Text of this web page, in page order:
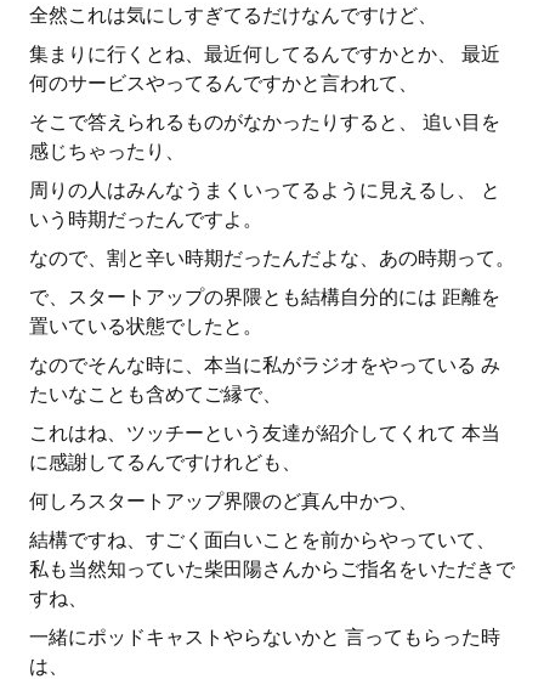
全然これは気にしすぎてるだけなんですけど、
集まりに行くとね、最近何してるんですかとか、 最近
何のサービスやってるんですかと言われて、
そこで答えられるものがなかったりすると、 追い目を
感じちゃったり、
周りの人はみんなうまくいってるように見えるし、 と
いう時期だったんですよ。
なので、割と辛い時期だったんだよな、あの時期って。
で、スタートアップの界隈とも結構自分的には 距離を
置いている状態でしたと。
なのでそんな時に、本当に私がラジオをやっている み
たいなことも含めてご縁で、
これはね、ツッチーという友達が紹介してくれて 本当
に感謝してるんですけれども、
何しろスタートアップ界隈のど真ん中かつ、
結構ですね、すごく面白いことを前からやっていて、
私も当然知っていた柴田陽さんからご指名をいただきで
すね、
一緒にポッドキャストやらないかと 言ってもらった時
は、